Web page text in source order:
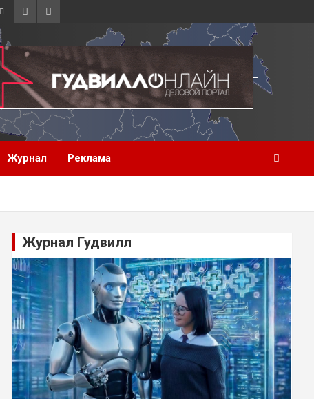
Журнал Реклама
Журнал Гудвилл